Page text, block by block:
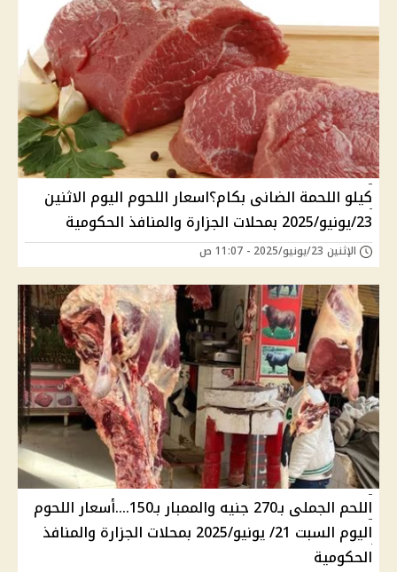
كيلو اللحمة الضانى بكام؟اسعار اللحوم اليوم الاثنين
23/يونيو/2025 بمحلات الجزارة والمنافذ الحكومية
الإثنين 23/يونيو/2025 - 11:07 ص
اللحم الجملى بـ270 جنيه والممبار بـ150....أسعار اللحوم
اليوم السبت 21/ يونيو/2025 بمحلات الجزارة والمنافذ
الحكومية